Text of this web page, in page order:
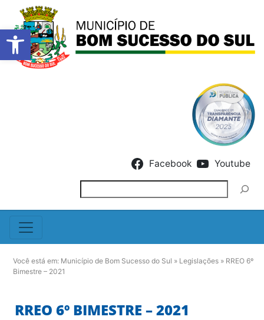
Barra de Ferramentas
Facebook Youtube
Você está em: Município de Bom Sucesso do Sul » Legislações » RREO 6º
Bimestre – 2021
RREO 6º BIMESTRE – 2021